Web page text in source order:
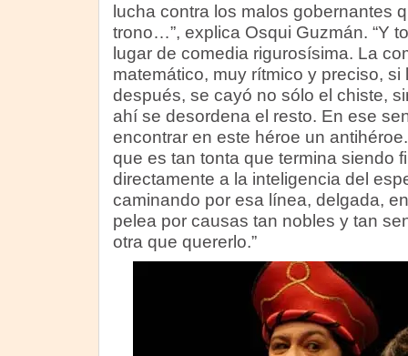
lucha contra los malos gobernantes
trono…”, explica Osqui Guzmán. “Y
lugar de comedia rigurosísima. La
matemático, muy rítmico y preciso,
después, se cayó no sólo el chiste,
ahí se desordena el resto. En ese
encontrar en este héroe un
que es tan tonta que termina siendo
directamente a la inteligencia del
caminando por esa línea, delgada,
pelea por causas tan nobles y tan
otra que quererlo.”